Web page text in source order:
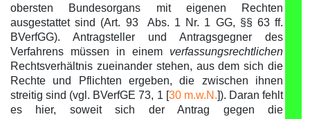
obersten Bundesorgans mit eigenen Rechten
ausgestattet sind (Art. 93 Abs. 1 Nr. 1 GG, §§ 63 ff.
BVerfGG). Antragsteller und Antragsgegner des
Verfahrens müssen in einem verfassungsrechtlichen
Rechtsverhältnis zueinander stehen, aus dem sich die
Rechte und Pflichten ergeben, die zwischen ihnen
streitig sind (vgl. BVerfGE 73, 1 [30 m.w.N.]). Daran fehlt
es hier, soweit sich der Antrag gegen die